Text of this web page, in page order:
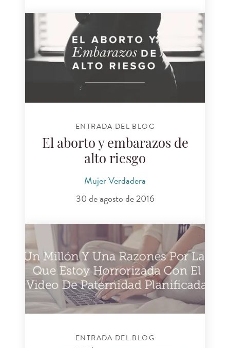
ENTRADA DEL BLOG
El aborto y embarazos de
alto riesgo
Mujer Verdadera
30 de agosto de 2016
ENTRADA DEL BLOG